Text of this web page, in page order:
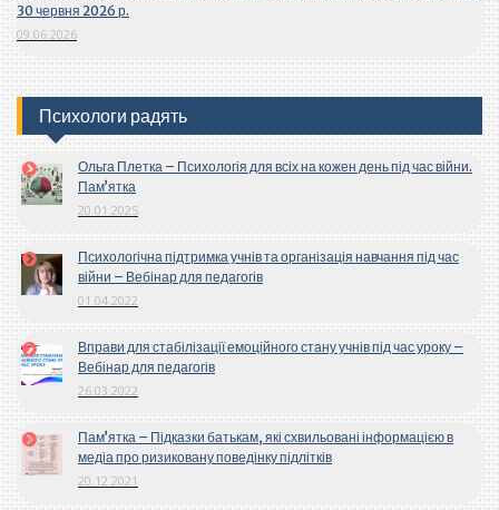
30 червня 2026 р.
09.06.2026
Психологи радять
Ольга Плетка – Психологія для всіх на кожен день під час війни.
Пам’ятка
20.01.2025
Психологічна підтримка учнів та організація навчання під час
війни – Вебінар для педагогів
01.04.2022
Вправи для стабілізації емоційного стану учнів під час уроку –
Вебінар для педагогів
26.03.2022
Пам’ятка – Підказки батькам, які схвильовані інформацією в
медіа про ризиковану поведінку підлітків
20.12.2021